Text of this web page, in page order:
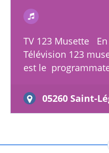
TV 123 Musette
Télévision 123
est le
Ce sont les…
05260 Saint-